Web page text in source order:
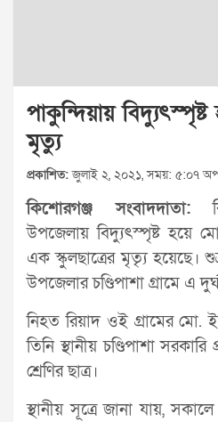
পাকুন্দিয়ায় বিদ্যুৎস্পৃষ্ট
মৃত্যু
প্রকাশিত:জুলাই ২, ২০২১, সময়: ৫:০৭
কিশোরগঞ্জ সংবাদদাতা:
উপজেলায় বিদ্যুৎস্পৃষ্ট হয়ে
এক স্কুলছাত্রের মৃত্যৃ হয়েছে।
উপজেলার চণ্ডিপাশা গ্রামে এ
নিহত রিয়াদ ওই গ্রামের মো.
তিনি স্থানীয় চণ্ডিপাশা
শ্রেণির ছাত্র।
স্থানীয় সূত্রে জানা যায়,